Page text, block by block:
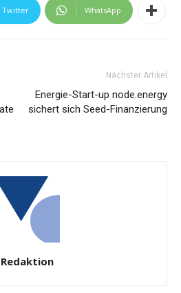
Twitter WhatsApp
Nächster Artikel
Energie-Start-up node.energy
sichert sich Seed-Finanzierung
Redaktion